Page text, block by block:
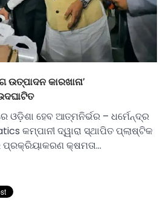
ଉତ୍ପାଦନ କାରଖାନା’
ଓଡ଼ିଶା ହେବ ଆତ୍ମନିର୍ଭର – ଧର୍ମେନ୍ଦ୍ର
କମ୍ପାନୀ ଦ୍ୱାରା ସ୍ଥାପିତ ପ୍ଲାଷ୍ଟିକ
ପ୍ରକ୍ରିୟାକରଣ କ୍ଷମତା…